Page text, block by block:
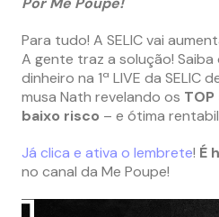
Para tudo! A SELIC vai
A gente traz a solução!
dinheiro na 1ª LIVE da SELIC
musa Nath revelando os
baixo risco – e ótima
Já clica e ativa o lembrete! É
no canal da Me Poupe!